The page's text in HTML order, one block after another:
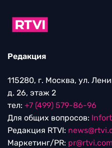
Редакция
115280, г. Москва, ул.
д. 26, этаж 2
тел: +7 (499) 579-86-96
Для общих вопросов:
Редакция RTVI:
Маркетинг/PR: